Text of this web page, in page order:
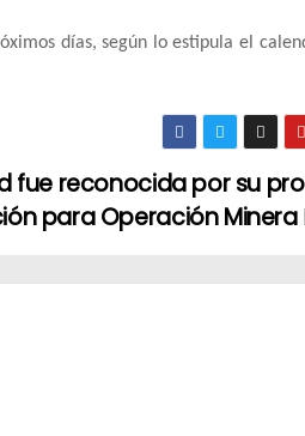
días, según lo estipula el
fue reconocida por su
para Operación Minera